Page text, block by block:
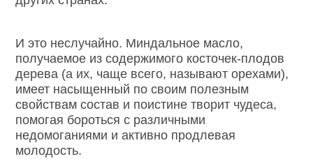
И это неслучайно. Миндальное масло,
получаемое из содержимого косточек-плодов
дерева (а их, чаще всего, называют орехами),
имеет насыщенный по своим полезным
свойствам состав и поистине творит чудеса,
помогая бороться с различными
недомоганиями и активно продлевая
молодость.